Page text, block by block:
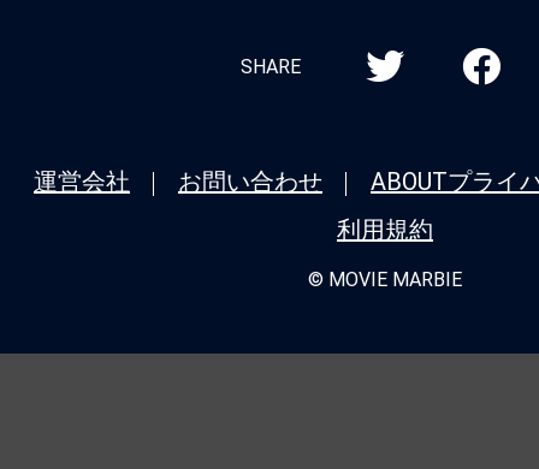
SHARE
運営会社 お問い合わせ ABOUTプライ
利用規約
© MOVIE MARBIE